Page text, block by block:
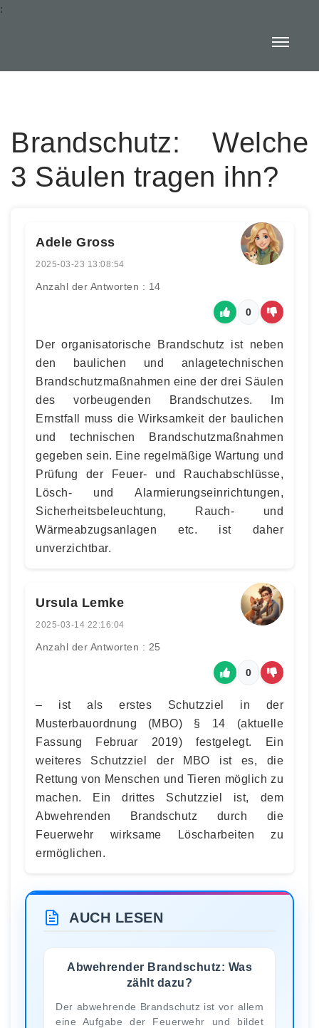
:
Brandschutz: Welche
3 Säulen tragen ihn?
Adele Gross
2025-03-23 13:08:54
Anzahl der Antworten : 14
0
Der organisatorische Brandschutz ist neben
den baulichen und anlagetechnischen
Brandschutzmaßnahmen eine der drei Säulen
des vorbeugenden Brandschutzes. Im
Ernstfall muss die Wirksamkeit der baulichen
und technischen Brandschutzmaßnahmen
gegeben sein. Eine regelmäßige Wartung und
Prüfung der Feuer- und Rauchabschlüsse,
Lösch- und Alarmierungseinrichtungen,
Sicherheitsbeleuchtung, Rauch- und
Wärmeabzugsanlagen etc. ist daher
unverzichtbar.
Ursula Lemke
2025-03-14 22:16:04
Anzahl der Antworten : 25
0
– ist als erstes Schutzziel in der
Musterbauordnung (MBO) § 14 (aktuelle
Fassung Februar 2019) festgelegt. Ein
weiteres Schutzziel der MBO ist es, die
Rettung von Menschen und Tieren möglich zu
machen. Ein drittes Schutzziel ist, dem
Abwehrenden Brandschutz durch die
Feuerwehr wirksame Löscharbeiten zu
ermöglichen.
AUCH LESEN
Abwehrender Brandschutz: Was
zählt dazu?
Der abwehrende Brandschutz ist vor allem
eine Aufgabe der Feuerwehr und bildet